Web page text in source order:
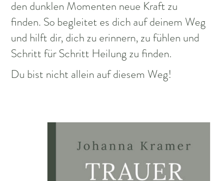
den dunklen Momenten neue Kraft zu
finden. So begleitet es dich auf deinem Weg
und hilft dir, dich zu erinnern, zu fühlen und
Schritt für Schritt Heilung zu finden.
Du bist nicht allein auf diesem Weg!